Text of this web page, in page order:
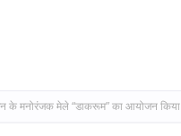
के मनोरंजक मेले “डाकरूम” का आयोजन किया